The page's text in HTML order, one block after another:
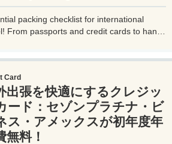
packing checklist for international
From passports and credit cards to handy
travelers. Explore more at
Card
出張を快適にするクレジッ
ード：セゾンプラチナ・ビ
ス・アメックスが初年度年
無料！